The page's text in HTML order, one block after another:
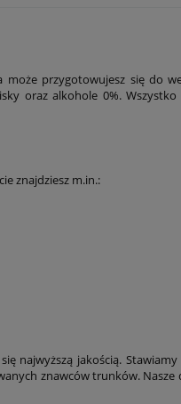
przygotowujesz się do
oraz alkohole 0%.
znajdziesz m.in.:
najwyższą jakością.
znawców trunków. Nasze